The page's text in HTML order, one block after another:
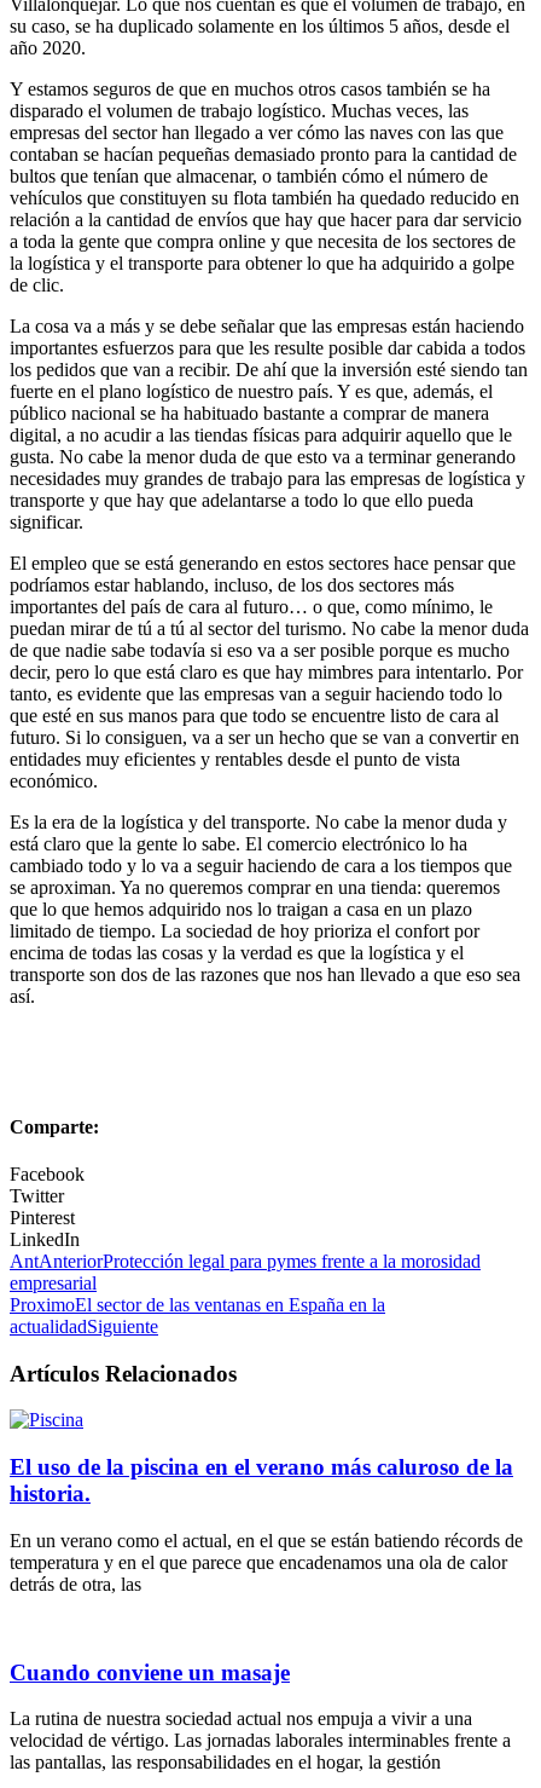
Villalonquejar. Lo que nos cuentan es que el volumen de trabajo, en
su caso, se ha duplicado solamente en los últimos 5 años, desde el
año 2020.
Y estamos seguros de que en muchos otros casos también se ha
disparado el volumen de trabajo logístico. Muchas veces, las
empresas del sector han llegado a ver cómo las naves con las que
contaban se hacían pequeñas demasiado pronto para la cantidad de
bultos que tenían que almacenar, o también cómo el número de
vehículos que constituyen su flota también ha quedado reducido en
relación a la cantidad de envíos que hay que hacer para dar servicio
a toda la gente que compra online y que necesita de los sectores de
la logística y el transporte para obtener lo que ha adquirido a golpe
de clic.
La cosa va a más y se debe señalar que las empresas están haciendo
importantes esfuerzos para que les resulte posible dar cabida a todos
los pedidos que van a recibir. De ahí que la inversión esté siendo tan
fuerte en el plano logístico de nuestro país. Y es que, además, el
público nacional se ha habituado bastante a comprar de manera
digital, a no acudir a las tiendas físicas para adquirir aquello que le
gusta. No cabe la menor duda de que esto va a terminar generando
necesidades muy grandes de trabajo para las empresas de logística y
transporte y que hay que adelantarse a todo lo que ello pueda
significar.
El empleo que se está generando en estos sectores hace pensar que
podríamos estar hablando, incluso, de los dos sectores más
importantes del país de cara al futuro… o que, como mínimo, le
puedan mirar de tú a tú al sector del turismo. No cabe la menor duda
de que nadie sabe todavía si eso va a ser posible porque es mucho
decir, pero lo que está claro es que hay mimbres para intentarlo. Por
tanto, es evidente que las empresas van a seguir haciendo todo lo
que esté en sus manos para que todo se encuentre listo de cara al
futuro. Si lo consiguen, va a ser un hecho que se van a convertir en
entidades muy eficientes y rentables desde el punto de vista
económico.
Es la era de la logística y del transporte. No cabe la menor duda y
está claro que la gente lo sabe. El comercio electrónico lo ha
cambiado todo y lo va a seguir haciendo de cara a los tiempos que
se aproximan. Ya no queremos comprar en una tienda: queremos
que lo que hemos adquirido nos lo traigan a casa en un plazo
limitado de tiempo. La sociedad de hoy prioriza el confort por
encima de todas las cosas y la verdad es que la logística y el
transporte son dos de las razones que nos han llevado a que eso sea
así.
Comparte:
Facebook
Twitter
Pinterest
LinkedIn
AntAnteriorProtección legal para pymes frente a la morosidad
empresarial
ProximoEl sector de las ventanas en España en la
actualidadSiguiente
Artículos Relacionados
El uso de la piscina en el verano más caluroso de la
historia.
En un verano como el actual, en el que se están batiendo récords de
temperatura y en el que parece que encadenamos una ola de calor
detrás de otra, las
Cuando conviene un masaje
La rutina de nuestra sociedad actual nos empuja a vivir a una
velocidad de vértigo. Las jornadas laborales interminables frente a
las pantallas, las responsabilidades en el hogar, la gestión